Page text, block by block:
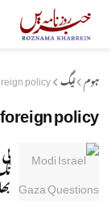
ہوم ٹیگ policy
foreign policy